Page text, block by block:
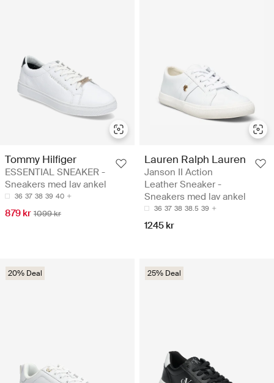
Tommy Hilfiger
ESSENTIAL SNEAKER -
Sneakers med lav ankel
36 37 38 39 40
879 kr 1099 kr
Lauren Ralph Lauren
Janson II Action
Leather Sneaker -
Sneakers med lav ankel
36 37 38 38.5 39
1245 kr
20% Deal 25% Deal